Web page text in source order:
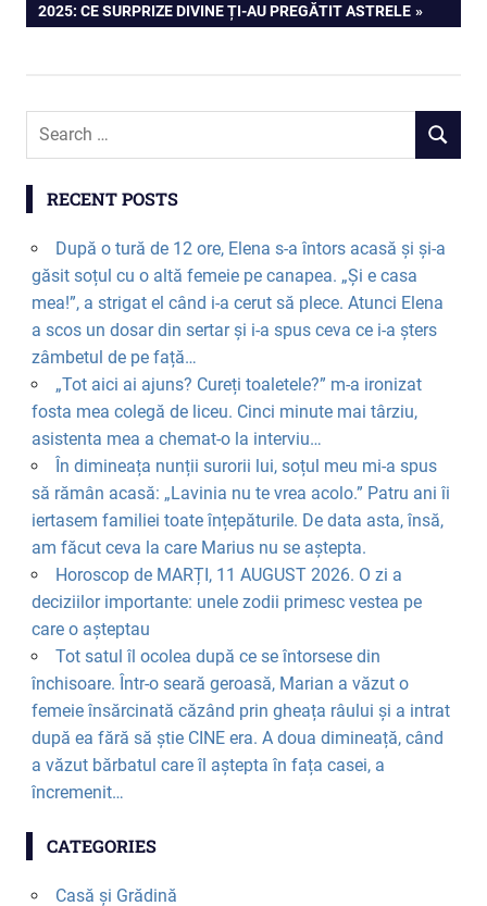
POST:
2025: CE SURPRIZE DIVINE ȚI-AU PREGĂTIT ASTRELE
RECENT POSTS
După o tură de 12 ore, Elena s-a întors acasă și și-a
găsit soțul cu o altă femeie pe canapea. „Și e casa
mea!”, a strigat el când i-a cerut să plece. Atunci Elena
a scos un dosar din sertar și i-a spus ceva ce i-a șters
zâmbetul de pe față…
„Tot aici ai ajuns? Cureți toaletele?” m-a ironizat
fosta mea colegă de liceu. Cinci minute mai târziu,
asistenta mea a chemat-o la interviu…
În dimineața nunții surorii lui, soțul meu mi-a spus
să rămân acasă: „Lavinia nu te vrea acolo.” Patru ani îi
iertasem familiei toate înțepăturile. De data asta, însă,
am făcut ceva la care Marius nu se aștepta.
Horoscop de MARȚI, 11 AUGUST 2026. O zi a
deciziilor importante: unele zodii primesc vestea pe
care o așteptau
Tot satul îl ocolea după ce se întorsese din
închisoare. Într-o seară geroasă, Marian a văzut o
femeie însărcinată căzând prin gheața râului și a intrat
după ea fără să știe CINE era. A doua dimineață, când
a văzut bărbatul care îl aștepta în fața casei, a
încremenit…
CATEGORIES
Casă și Grădină